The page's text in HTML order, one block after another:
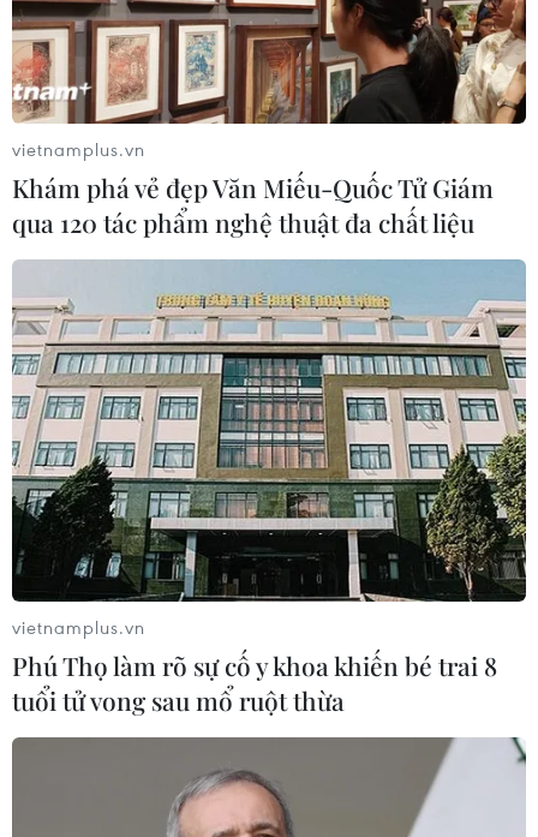
TIN LIÊN QUAN
'Công an phải đặt lợi ích quốc gia-dân tộc
và nhân dân lên trên hết'
Thủ tướng chỉ đạo lực lượng công an phải giữ thế chủ
động, sẵn sàng các phương án, không để bị động, bất
ngờ trong mọi tình huống đe dọa đến lợi ích quốc gia-
dân tộc, lợi ích hợp pháp của chúng ta.
vietnamplus.vn
Khám phá vẻ đẹp Văn Miếu-Quốc Tử Giám
qua 120 tác phẩm nghệ thuật đa chất liệu
vietnamplus.vn
Phú Thọ làm rõ sự cố y khoa khiến bé trai 8
tuổi tử vong sau mổ ruột thừa